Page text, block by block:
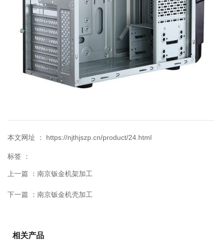
本文网址 ： https://njthjszp.cn/product/24.html
标签 ：
上一篇 ： 南京钣金机架加工
下一篇 ： 南京钣金机壳加工
相关产品